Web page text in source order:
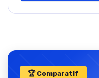
🏆 Comparatif